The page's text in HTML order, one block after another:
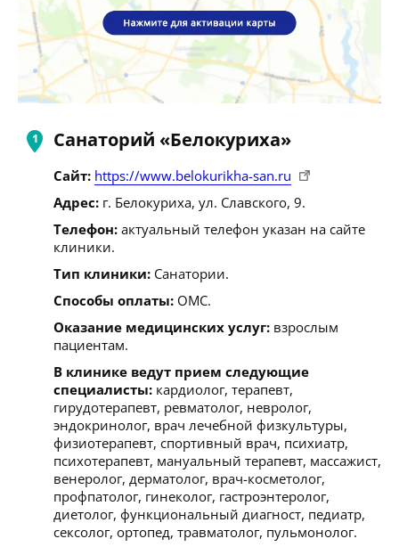
Санаторий «Белокуриха»
Сайт: https://www.belokurikha-san.ru
Адрес: г. Белокуриха, ул. Славского, 9.
Телефон: актуальный телефон указан на сайте
клиники.
Тип клиники: Санатории.
Способы оплаты: ОМС.
Оказание медицинских услуг: взрослым
пациентам.
В клинике ведут прием следующие
специалисты: кардиолог, терапевт,
гирудотерапевт, ревматолог, невролог,
эндокринолог, врач лечебной физкультуры,
физиотерапевт, спортивный врач, психиатр,
психотерапевт, мануальный терапевт, массажист,
венеролог, дерматолог, врач-косметолог,
профпатолог, гинеколог, гастроэнтеролог,
диетолог, функциональный диагност, педиатр,
сексолог, ортопед, травматолог, пульмонолог.